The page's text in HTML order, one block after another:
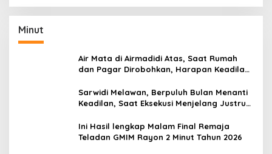
Minut
Air Mata di Airmadidi Atas, Saat Rumah
dan Pagar Dirobohkan, Harapan Keadilan
Sarwidi Melawan, Berpuluh Bulan Menanti
Keadilan, Saat Eksekusi Menjelang Justru
Ini Hasil lengkap Malam Final Remaja
Teladan GMIM Rayon 2 Minut Tahun 2026